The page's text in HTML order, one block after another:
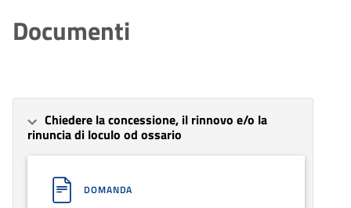
Documenti
Chiedere la concessione, il rinnovo e/o la
rinuncia di loculo od ossario
DOMANDA